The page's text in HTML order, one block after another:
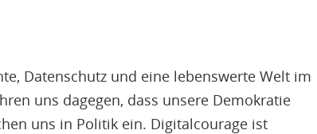
Datenschutz und eine lebenswerte Welt im
uns dagegen, dass unsere Demokratie
uns in Politik ein. Digitalcourage ist